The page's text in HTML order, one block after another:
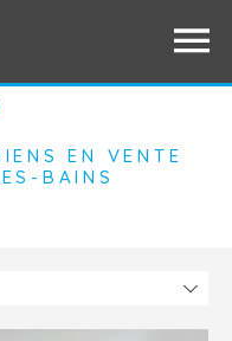
EN VENTE
BAINS